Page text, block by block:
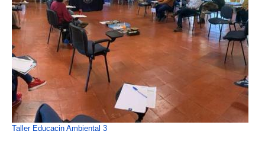
Taller Educacin Ambiental 3